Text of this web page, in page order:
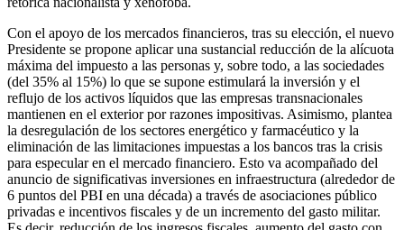
Con el apoyo de los mercados financieros, tras su elección, el nuevo
Presidente se propone aplicar una sustancial reducción de la alícuota
máxima del impuesto a las personas y, sobre todo, a las sociedades
(del 35% al 15%) lo que se supone estimulará la inversión y el
reflujo de los activos líquidos que las empresas transnacionales
mantienen en el exterior por razones impositivas. Asimismo, plantea
la desregulación de los sectores energético y farmacéutico y la
eliminación de las limitaciones impuestas a los bancos tras la crisis
para especular en el mercado financiero. Esto va acompañado del
anuncio de significativas inversiones en infraestructura (alrededor de
6 puntos del PBI en una década) a través de asociaciones público
privadas e incentivos fiscales y de un incremento del gasto militar.